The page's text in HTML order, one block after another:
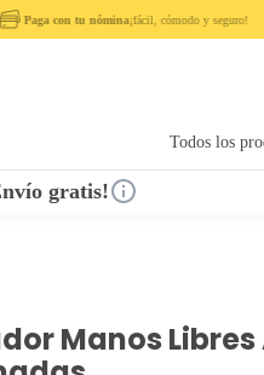
Paga con tu nómina¡fácil, cómodo y seguro! ‎ ‎ ‎ ‎ •‎
Todos los
gratis!
Manos